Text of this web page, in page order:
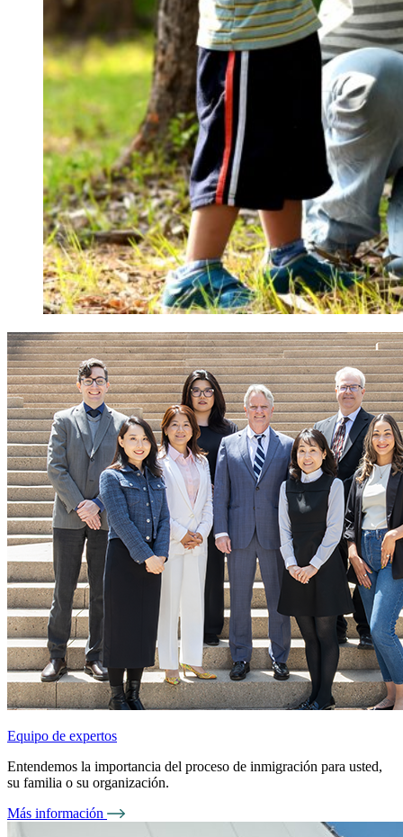
Equipo de expertos
Entendemos la importancia del proceso de inmigración para usted,
su familia o su organización.
Más información